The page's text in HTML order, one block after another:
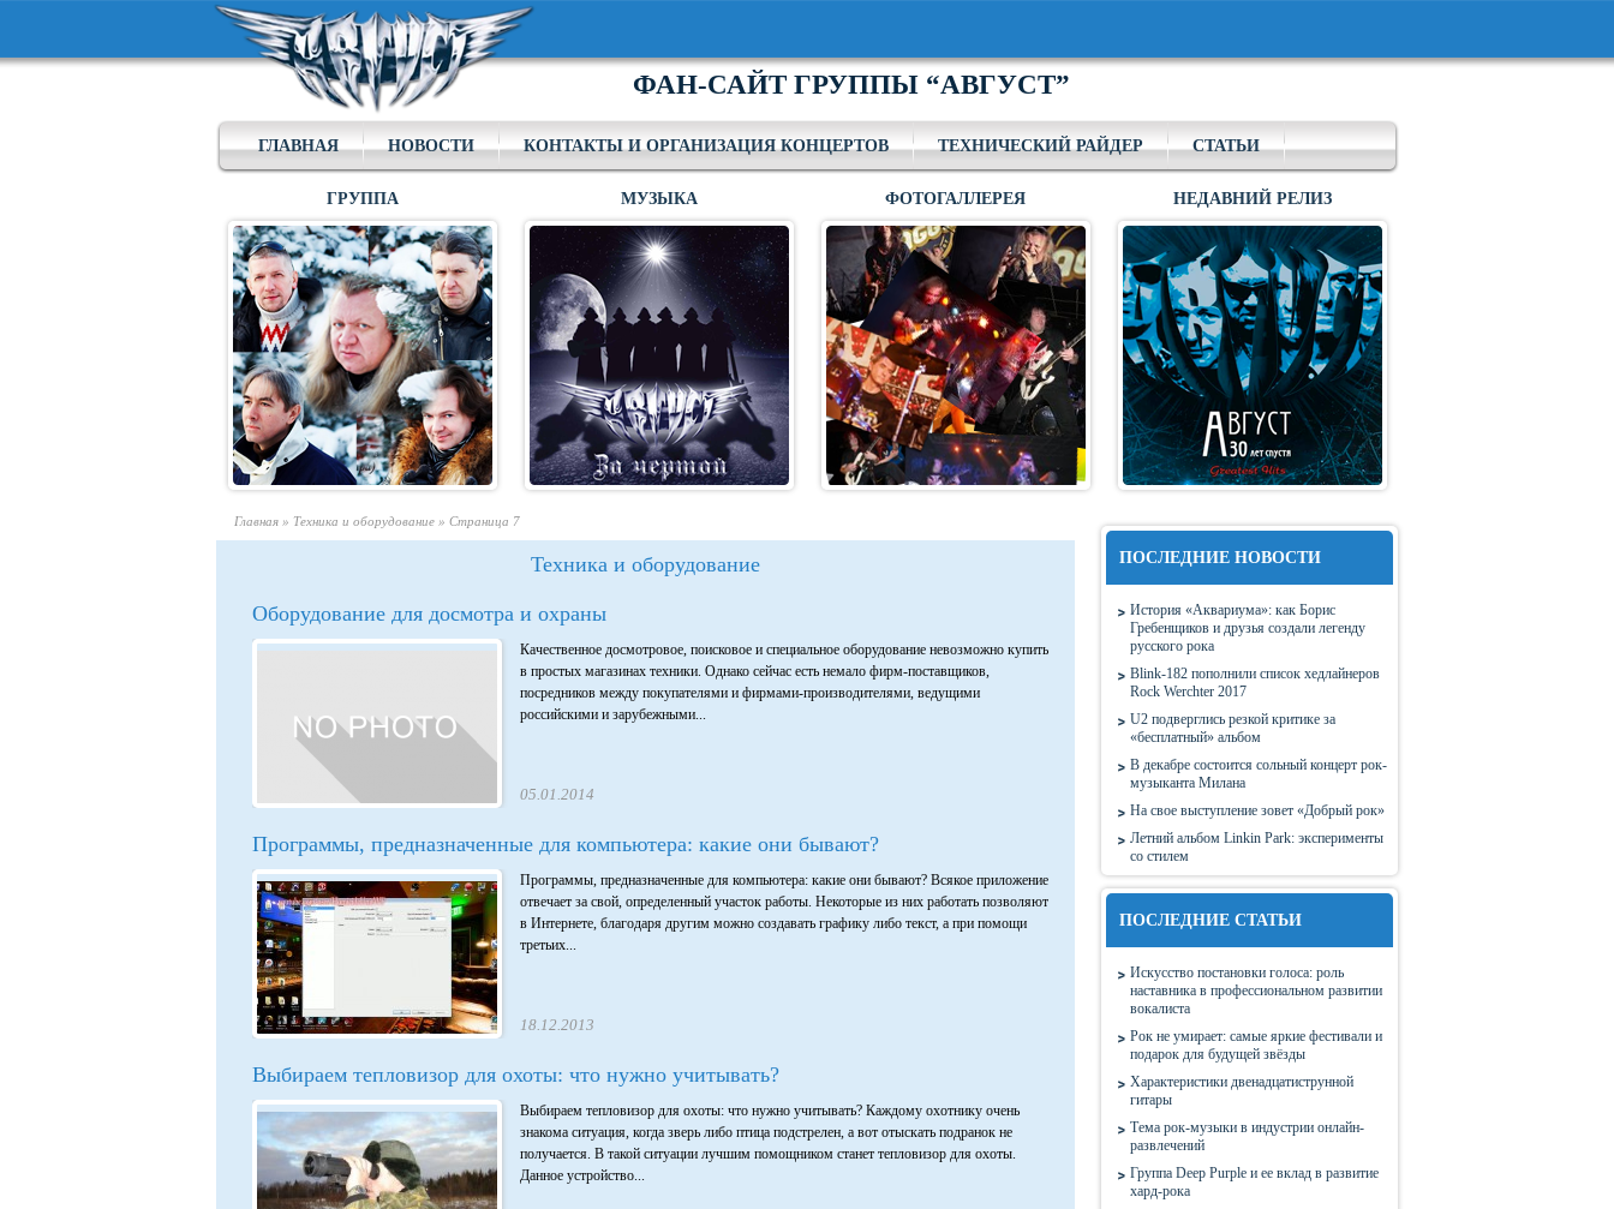
ФАН-САЙТ ГРУППЫ “АВГУСТ”
ГЛАВНАЯ НОВОСТИ КОНТАКТЫ И ОРГАНИЗАЦИЯ КОНЦЕРТОВ ТЕХНИЧЕСКИЙ РАЙДЕР СТАТЬИ
ГРУППА МУЗЫКА ФОТОГАЛЛЕРЕЯ НЕДАВНИЙ РЕЛИЗ
Главная » Техника и оборудование » Страница 7
Техника и оборудование
Оборудование для досмотра и охраны
Качественное досмотровое, поисковое и специальное оборудование невозможно купить
в простых магазинах техники. Однако сейчас есть немало фирм-поставщиков,
посредников между покупателями и фирмами-производителями, ведущими
российскими и зарубежными...
05.01.2014
Программы, предназначенные для компьютера: какие они бывают?
Программы, предназначенные для компьютера: какие они бывают? Всякое приложение
отвечает за свой, определенный участок работы. Некоторые из них работать позволяют
в Интернете, благодаря другим можно создавать графику либо текст, а при помощи
третьих...
18.12.2013
Выбираем тепловизор для охоты: что нужно учитывать?
Выбираем тепловизор для охоты: что нужно учитывать? Каждому охотнику очень
знакома ситуация, когда зверь либо птица подстрелен, а вот отыскать подранок не
получается. В такой ситуации лучшим помощником станет тепловизор для охоты.
Данное устройство...
ПОСЛЕДНИЕ НОВОСТИ
История «Аквариума»: как Борис
Гребенщиков и друзья создали легенду
русского рока
Blink-182 пополнили список хедлайнеров
Rock Werchter 2017
U2 подверглись резкой критике за
«бесплатный» альбом
В декабре состоится сольный концерт рок-
музыканта Милана
На свое выступление зовет «Добрый рок»
Летний альбом Linkin Park: эксперименты
со стилем
ПОСЛЕДНИЕ СТАТЬИ
Искусство постановки голоса: роль
наставника в профессиональном развитии
вокалиста
Рок не умирает: самые яркие фестивали и
подарок для будущей звёзды
Характеристики двенадцатиструнной
гитары
Тема рок-музыки в индустрии онлайн-
развлечений
Группа Deep Purple и ее вклад в развитие
хард-рока